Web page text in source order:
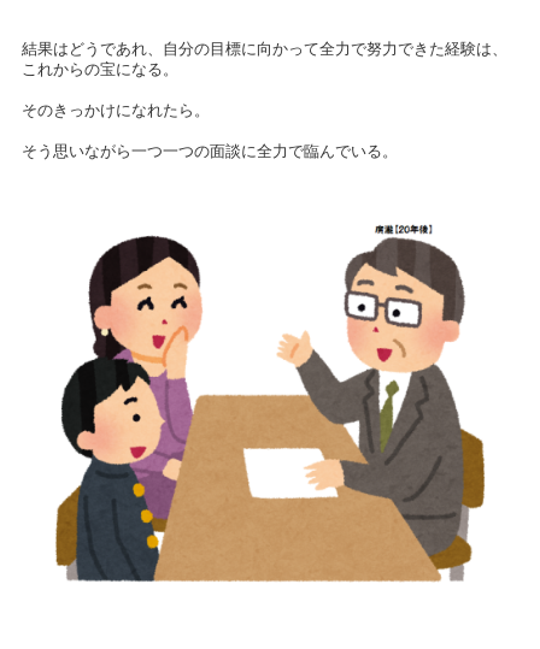
結果はどうであれ、自分の目標に向かって全力で努力できた経験は、
これからの宝になる。
そのきっかけになれたら。
そう思いながら一つ一つの面談に全力で臨んでいる。